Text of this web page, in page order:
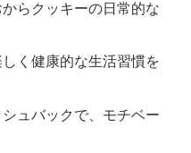
らクッキーの日常的な
く健康的な生活習慣を
ュバックで、モチベー